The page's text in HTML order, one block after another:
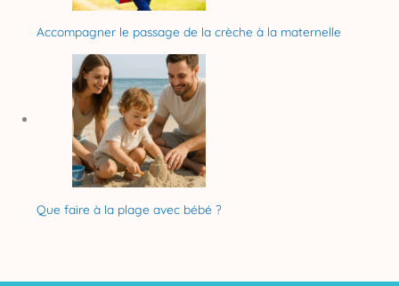
Accompagner le passage de la crèche à la maternelle
Que faire à la plage avec bébé ?